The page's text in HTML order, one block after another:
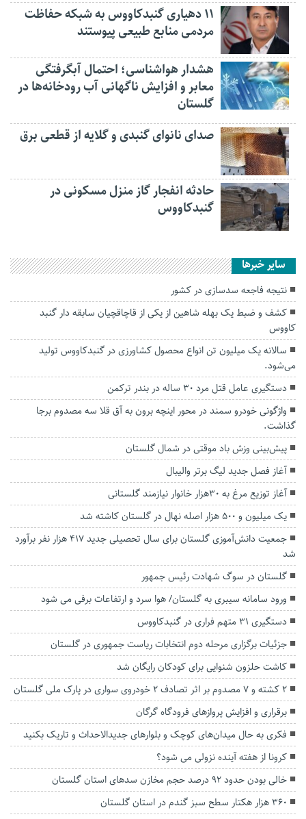
۱۱ دهیاری گنبدکاووس به شبکه حفاظت
مردمی منابع طبیعی پیوستند
هشدار هواشناسی؛ احتمال آبگرفتگی
معابر و افزایش ناگهانی آب رودخانه‌ها در
گلستان
صدای نانوای گنبدی و گلایه از قطعی برق
حادثه انفجار گاز منزل مسکونی در
گنبدکاووس
سایر خبرها
نتیجه فاجعه سدسازی در کشور
کشف و ضبط یک بهله شاهین از یکی از قاچاقچیان سابقه دار گنبد
کاووس
سالانه یک میلیون تن انواع محصول کشاورزی در گنبدکاووس تولید
می‌شود.
دستگیری عامل قتل مرد ۳۰ ساله در بندر ترکمن
واژگونی خودرو سمند در محور اینچه برون به آق قلا سه مصدوم برجا
گذاشت.
پیش‌بینی وزش باد موقتی در شمال گلستان
آغاز فصل جدید لیگ برتر والیبال
آغاز توزیع مرغ به ۳۰هزار خانوار نیازمند گلستانی
یک میلیون و ۵۰۰ هزار اصله نهال در گلستان کاشته شد
جمعیت دانش‌آموزی گلستان برای سال تحصیلی جدید ۴۱۷ هزار نفر برآورد
شد
گلستان در سوگ شهادت رئیس جمهور
ورود سامانه سیبری به گلستان/ هوا سرد و ارتفاعات برفی می شود
دستگیری ۳۱ متهم فراری در گنبدکاووس
جزئیات برگزاری مرحله دوم انتخابات ریاست جمهوری در گلستان
کاشت حلزون شنوایی ‌برای کودکان رایگان شد
2 کشته و ۷ مصدوم بر اثر تصادف ۲ خودروی سواری در پارک ملی گلستان
برقراری و افزایش پرواز‌های فرودگاه گرگان
فکری به حال میدان‌‌های کوچک و بلوارهای جدیدالاحداث و تاریک بکنید
کرونا از هفته آینده نزولی می شود؟
خالی بودن حدود ۹۲ درصد حجم مخازن سد‌های استان گلستان
۳۶۰ هزار هکتار سطح سبز گندم در استان گلستان